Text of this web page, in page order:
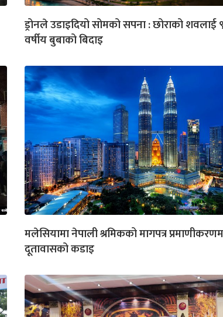
ड्रोनले उडाइदियो सोमको सपना : छोराको शवलाई
वर्षीय बुबाको बिदाइ
मलेसियामा नेपाली श्रमिकको मागपत्र
दूतावासको कडाइ